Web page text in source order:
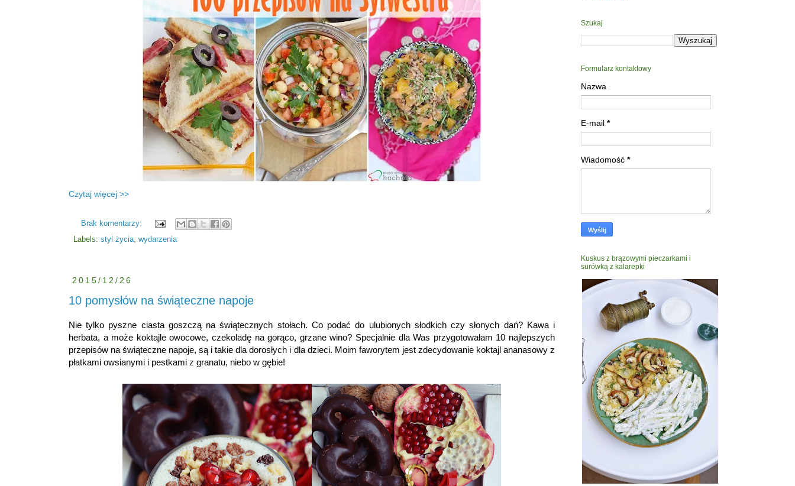
Czytaj więcej >>
Brak komentarzy:
Labels: styl życia, wydarzenia
2015/12/26
10 pomysłów na świąteczne napoje
Nie tylko pyszne ciasta goszczą na świątecznych stołach. Co podać do ulubionych słodkich czy słonych dań? Kawa i
herbata, a może koktajle owocowe, czekoladę na gorąco, grzane wino? Specjalnie dla Was przygotowałam 10 najlepszych
przepisów na świąteczne napoje, są i takie dla dorosłych i dla dzieci. Moim faworytem jest zdecydowanie koktajl ananasowy z
płatkami owsianymi i pestkami z granatu, niebo w gębie!
Szukaj
Formularz kontaktowy
Nazwa
E-mail *
Wiadomość *
Kuskus z brązowymi pieczarkami i
surówką z kalarepki